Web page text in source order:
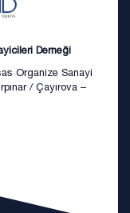
Derneği
Organize Sanayi
/ Çayırova –